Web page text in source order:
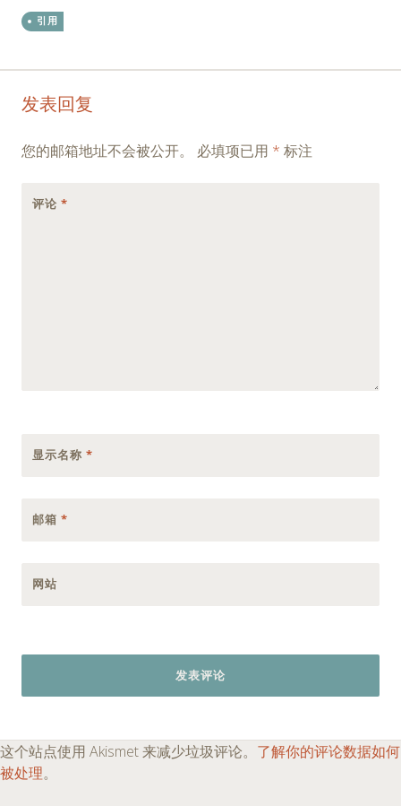
引用
Post
navigation
发表回复
您的邮箱地址不会被公开。 必填项已用 * 标注
评论 *
显示名称 *
邮箱 *
网站
这个站点使用 Akismet 来减少垃圾评论。 了解你的评论数据如何
被处理。